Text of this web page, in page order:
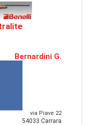
Bernardini G.
via Piave 22
54033 Carrara